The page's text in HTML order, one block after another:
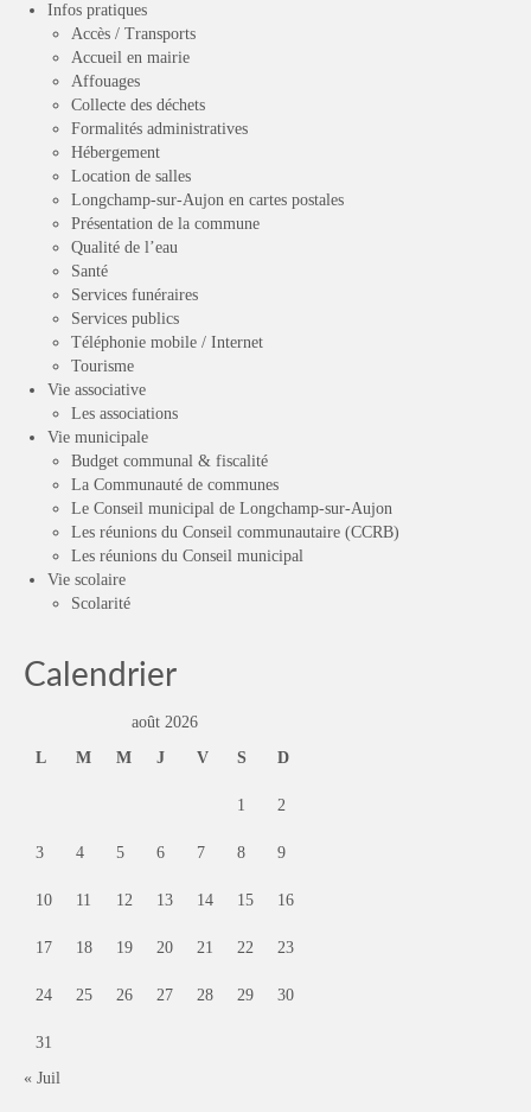
Infos pratiques
Accès / Transports
Accueil en mairie
Affouages
Collecte des déchets
Formalités administratives
Hébergement
Location de salles
Longchamp-sur-Aujon en cartes postales
Présentation de la commune
Qualité de l’eau
Santé
Services funéraires
Services publics
Téléphonie mobile / Internet
Tourisme
Vie associative
Les associations
Vie municipale
Budget communal & fiscalité
La Communauté de communes
Le Conseil municipal de Longchamp-sur-Aujon
Les réunions du Conseil communautaire (CCRB)
Les réunions du Conseil municipal
Vie scolaire
Scolarité
Calendrier
août 2026
L
M M J V S D
1 2
3 4 5 6 7 8 9
10 11 12 13 14 15 16
17 18 19 20 21 22 23
24 25 26 27 28 29 30
31
« Juil